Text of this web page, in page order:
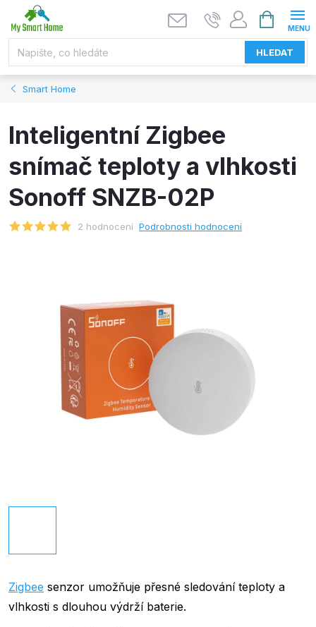
HLEDAT
NÁKUPNÍ
KOŠÍK
Smart Home
Inteligentní Zigbee
snímač teploty a vlhkosti
Sonoff SNZB-02P
2 hodnocení Podrobnosti hodnocení
Zigbee senzor umožňuje přesné sledování teploty a
vlhkosti s dlouhou výdrží baterie.